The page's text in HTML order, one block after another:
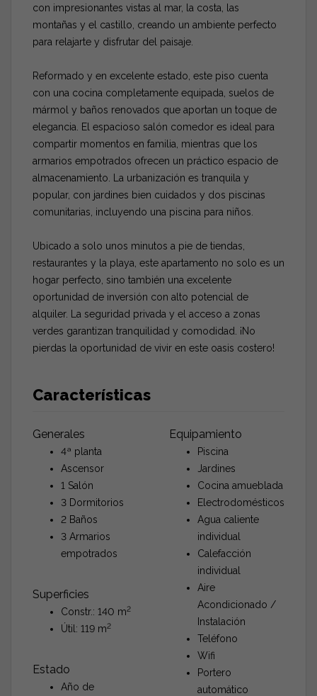
con impresionantes vistas al mar, la costa, las
montañas y el castillo, creando un ambiente perfecto
para relajarte y disfrutar del paisaje.
Reformado y en excelente estado, este piso cuenta
con una cocina completamente equipada, suelos de
mármol y baños renovados que aportan un toque de
elegancia. El espacioso salón comedor es ideal para
compartir momentos en familia, mientras que los
armarios empotrados ofrecen un práctico espacio de
almacenamiento. La urbanización es tranquila y
popular, con jardines bien cuidados y dos piscinas
comunitarias, incluyendo una piscina para niños.
Ubicado a solo unos minutos a pie de tiendas,
restaurantes y la playa, este apartamento no solo es un
hogar perfecto, sino también una excelente
oportunidad de inversión con alto potencial de
alquiler. La seguridad privada y el acceso a zonas
verdes garantizan tranquilidad y comodidad. ¡No
pierdas la oportunidad de vivir en este oasis costero!
Características
Generales
4ª planta
Ascensor
1 Salón
3 Dormitorios
2 Baños
3 Armarios
empotrados
Superficies
Constr.: 140 m2
Útil: 119 m2
Estado
Año de
Equipamiento
Piscina
Jardines
Cocina amueblada
Electrodomésticos
Agua caliente
individual
Calefacción
individual
Aire
Acondicionado /
Instalación
Teléfono
Wifi
Portero
automático